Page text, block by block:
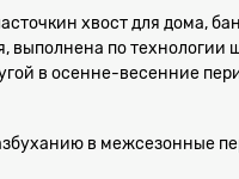
хвост для
по технологии
в осенне-весенние
в межсезонные